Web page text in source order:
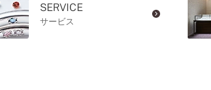
SERVICE
サービス